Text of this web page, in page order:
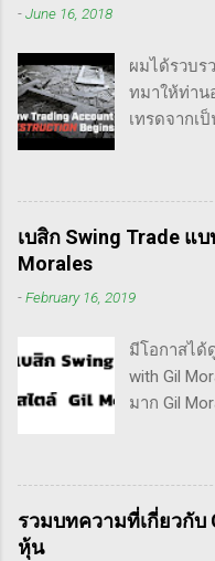
-June 16, 2018
ผมได้รวบร
ทมาให้ท่าน
เทรดจากเ
เป็น
Invester ไ
ลักษณะการ
เวลาหนึ่ง
ราคาร่วงถึ
เขามองระ
ราคาในระ
ไม่ควรอยู่ใ
ตระหนก"
ราคาหุ้นร่ว
แต่ trader
เบสิก Swing Trade แบ
Morales
-February 16, 2019
มีโอกาสได้
with Gil
มาก Gil
นานก็คือชื่อ
We Made
เขียนร่วมกับ
Trading
รวมบทความที่เกี่ยวกับ
หุ้น